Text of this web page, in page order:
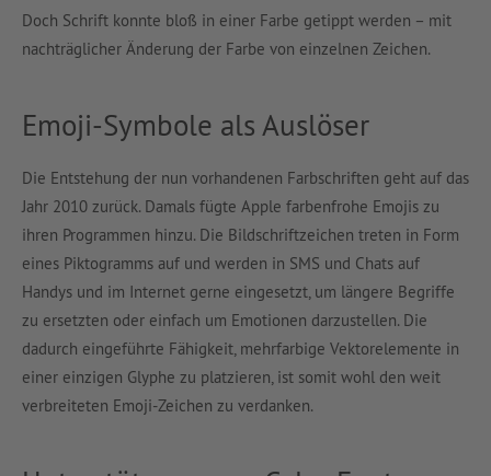
Doch Schrift konnte bloß in einer Farbe getippt werden – mit
nachträglicher Änderung der Farbe von einzelnen Zeichen.
Emoji-Symbole als Auslöser
Die Entstehung der nun vorhandenen Farbschriften geht auf das
Jahr 2010 zurück. Damals fügte Apple farbenfrohe Emojis zu
ihren Programmen hinzu. Die Bildschriftzeichen treten in Form
eines Piktogramms auf und werden in SMS und Chats auf
Handys und im Internet gerne eingesetzt, um längere Begriffe
zu ersetzten oder einfach um Emotionen darzustellen. Die
dadurch eingeführte Fähigkeit, mehrfarbige Vektorelemente in
einer einzigen Glyphe zu platzieren, ist somit wohl den weit
verbreiteten Emoji-Zeichen zu verdanken.